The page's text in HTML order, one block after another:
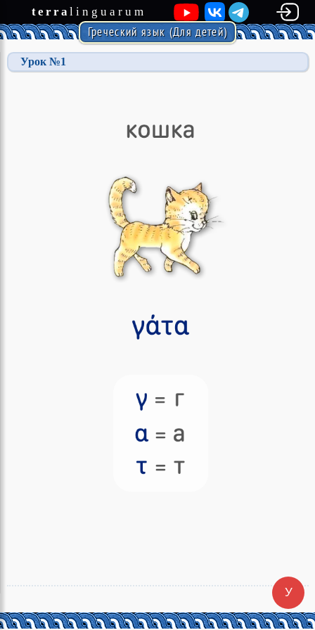
terralinguarum
Греческий язык (Для детей)
У
Урок №1
Cледующий урок